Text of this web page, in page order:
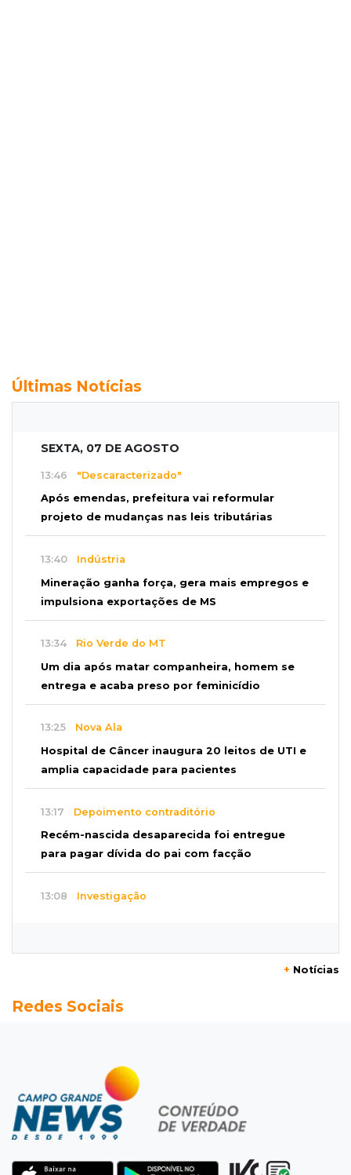
Últimas Notícias
SEXTA, 07 DE AGOSTO
13:46 "Descaracterizado"
Após emendas, prefeitura vai reformular
projeto de mudanças nas leis tributárias
13:40 Indústria
Mineração ganha força, gera mais empregos e
impulsiona exportações de MS
13:34 Rio Verde do MT
Um dia após matar companheira, homem se
entrega e acaba preso por feminicídio
13:25 Nova Ala
Hospital de Câncer inaugura 20 leitos de UTI e
amplia capacidade para pacientes
13:17 Depoimento contraditório
Recém-nascida desaparecida foi entregue
para pagar dívida do pai com facção
13:08 Investigação
Profissionais da Educação: aqueles que fazem
Combustíveis
Venda de diesel em MS bate recorde no
primeiro semestre de 2026
Jovem em Unei custa mais que mensalidade
+ Notícias
Redes Sociais